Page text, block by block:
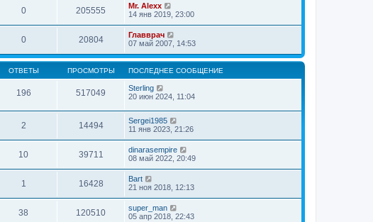
0 205555
Mr. Alexx
14 янв 2019, 23:00
0 20804
Главврач
07 май 2007, 14:53
ОТВЕТЫ ПРОСМОТРЫ ПОСЛЕДНЕЕ СООБЩЕНИЕ
196 517049
Sterling
20 июн 2024, 11:04
2 14494
Sergei1985
11 янв 2023, 21:26
10 39711
dinarasempire
08 май 2022, 20:49
1 16428
Bart
21 ноя 2018, 12:13
38 120510
super_man
05 апр 2018, 22:43